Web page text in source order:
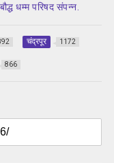
धम्म परिषद संपन्न.
चंद्रपूर 1172
866